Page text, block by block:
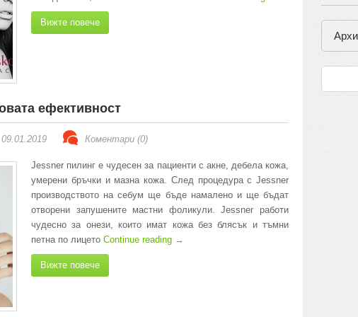
Вижте повече
ефективност
09.01.2019 Коментари (0)
Jessner пилинг е чудесен за пациенти с акне, дебела кожа,
умерени бръчки и мазна кожа. След процедура с Jessner
производството на себум ще бъде намалено и ще бъдат
отворени запушените мастни фоликули. Jessner работи
чудесно за онези, които имат кожа без блясък и тъмни
петна по лицето Continue reading →
Вижте повече